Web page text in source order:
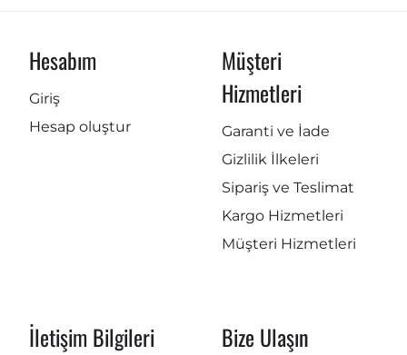
Hesabım
Giriş
Hesap oluştur
Müşteri
Hizmetleri
Garanti ve İade
Gizlilik İlkeleri
Sipariş ve Teslimat
Kargo Hizmetleri
Müşteri Hizmetleri
İletişim Bilgileri Bize Ulaşın